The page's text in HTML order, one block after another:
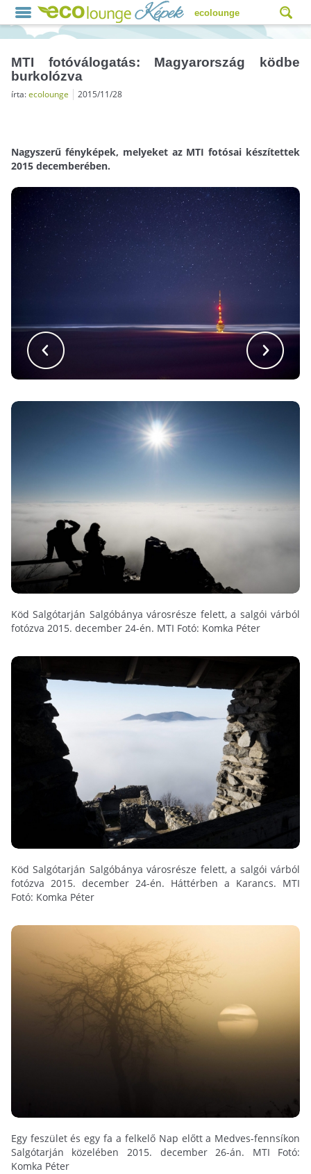
ecolounge
MTI fotóválogatás: Magyarország ködbe
burkolózva
írta:ecolounge 2015/11/28
Nagyszerű fényképek, melyeket az MTI fotósai készítettek
2015 decemberében.
Köd Salgótarján Salgóbánya városrésze felett, a salgói várból
fotózva 2015. december 24-én. MTI Fotó: Komka Péter
Köd Salgótarján Salgóbánya városrésze felett, a salgói várból
fotózva 2015. december 24-én. Háttérben a Karancs. MTI
Fotó: Komka Péter
Egy feszület és egy fa a felkelő Nap előtt a Medves-fennsíkon
Salgótarján közelében 2015. december 26-án. MTI Fotó:
Komka Péter